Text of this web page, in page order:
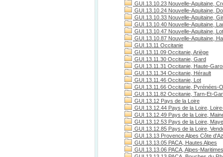
GUI.13.10.23 Nouvelle-Aquitaine,
GUI.13.10.24 Nouvelle-Aquitaine,
GUI.13.10.33 Nouvelle-Aquitaine,
GUI.13.10.40 Nouvelle-Aquitaine,
GUI.13.10.47 Nouvelle-Aquitaine,
GUI.13.10.87 Nouvelle-Aquitaine,
GUI.13.11 Occitanie
GUI.13.11.09 Occitanie, Ariège
GUI.13.11.30 Occitanie, Gard
GUI.13.11.31 Occitanie, Haute-
GUI.13.11.34 Occitanie, Hérault
GUI.13.11.46 Occitanie, Lot
GUI.13.11.66 Occitanie, Pyrénées-
GUI.13.11.82 Occitanie, Tarn-Et-
GUI.13.12 Pays de la Loire
GUI.13.12.44 Pays de la Loire,
GUI.13.12.49 Pays de la Loire,
GUI.13.12.53 Pays de la Loire,
GUI.13.12.85 Pays de la Loire,
GUI.13.13 Provence Alpes Côte
GUI.13.13.05 PACA, Hautes Alpes
GUI.13.13.06 PACA, Alpes-Maritimes